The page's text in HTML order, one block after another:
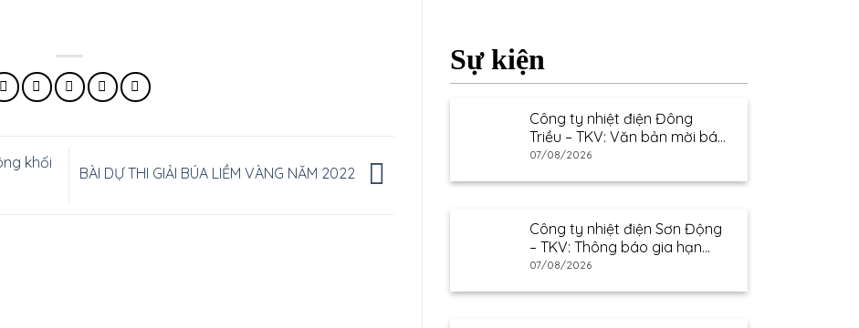
khối
BÀI DỰ THI GIẢI BÚA LIỀM VÀNG NĂM 2022
Sự kiện
Công ty nhiệt điện Đông
Triều – TKV: Văn bản mời báo
giá
07/08/2026
Công ty nhiệt điện Sơn Động
– TKV: Thông báo gia hạn
thư mời báo giá
07/08/2026